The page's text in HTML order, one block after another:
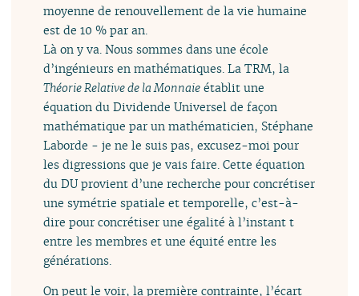
moyenne de renouvellement de la vie humaine
est de 10 % par an.
Là on y va. Nous sommes dans une école
d’ingénieurs en mathématiques. La TRM, la
Théorie Relative de la Monnaie établit une
équation du Dividende Universel de façon
mathématique par un mathématicien, Stéphane
Laborde - je ne le suis pas, excusez-moi pour
les digressions que je vais faire. Cette équation
du DU provient d’une recherche pour concrétiser
une symétrie spatiale et temporelle, c’est-à-
dire pour concrétiser une égalité à l’instant t
entre les membres et une équité entre les
générations.
On peut le voir, la première contrainte, l’écart